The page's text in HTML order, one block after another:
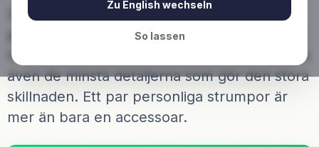
Zu English wechseln
So lassen
Välkommen till Schlauesocke.de – din
premium tillverkare av personliga strumpor!
Hos oss står inte bara kvaliteten i fokus, utan
även de minsta detaljerna som gör den stora
skillnaden. Ett par personliga strumpor är
mer än bara en accessoar.